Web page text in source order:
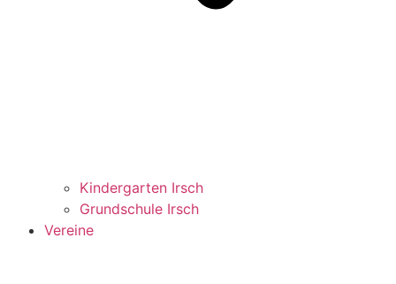
Kindergarten Irsch
Grundschule Irsch
Vereine